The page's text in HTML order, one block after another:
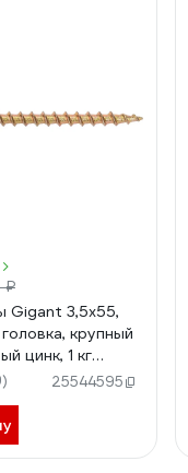
₽
Gigant 3,5x55,
крупный
цинк, 1 кг
324 шт) 123513
25544595